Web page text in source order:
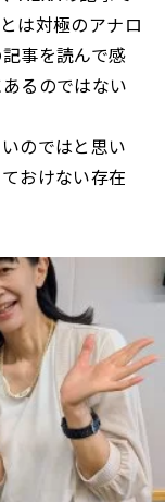
は対極のアナロ
事を読んで感
るのではない
のではと思い
おけない存在